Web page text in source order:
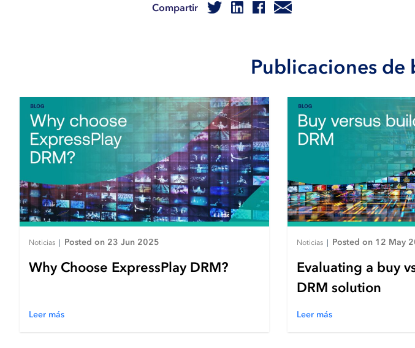
Compartir
Publicaciones
Noticias | Posted on 23 Jun 2025
Why Choose ExpressPlay DRM?
Leer más
Noticias| Posted on 12 May
Evaluating a buy
DRM solution
Leer más